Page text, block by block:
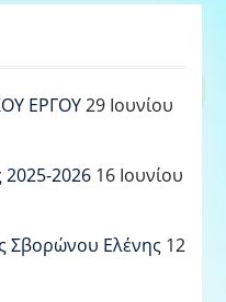
ΕΡΓΟΥ29 Ιουνίου
2025-2026 16 Ιουνίου
Σβορώνου Ελένης 12